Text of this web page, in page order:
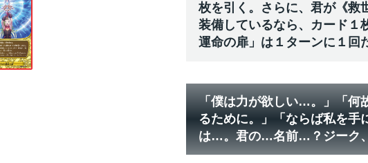
枚を引く。さらに、君が《救
装備しているなら、カード１
運命の扉」は１ターンに１回
「僕は力が欲しい…。」「何
るために。」「ならば私を手
は…。君の…名前…？ジーク